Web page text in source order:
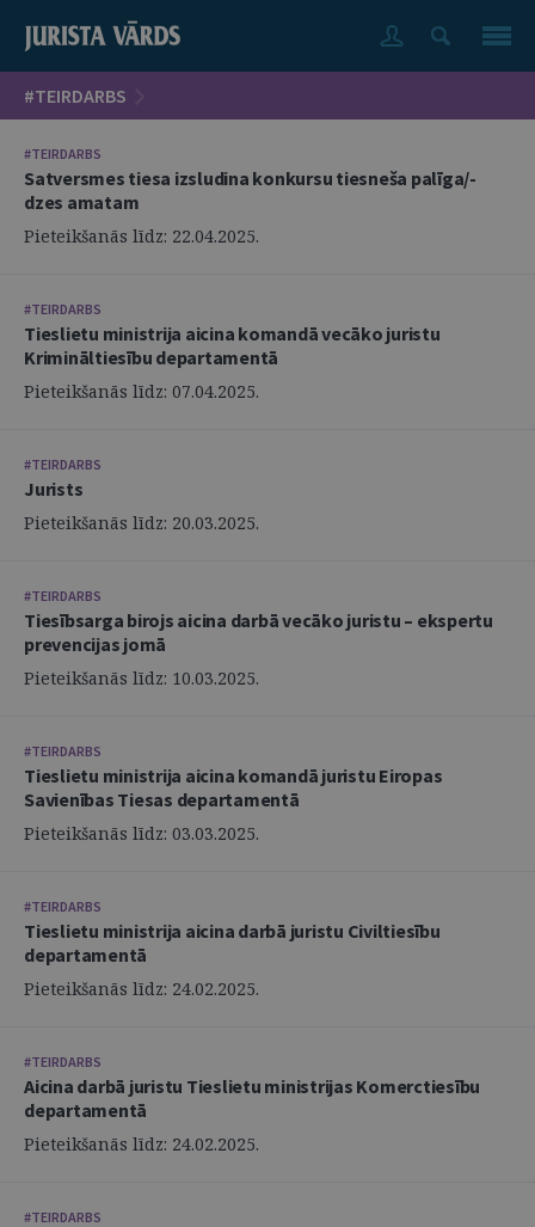
#TEIRDARBS
#TEIRDARBS
Satversmes tiesa izsludina konkursu tiesneša palīga/-
dzes amatam
Pieteikšanās līdz: 22.04.2025.
#TEIRDARBS
Tieslietu ministrija aicina komandā vecāko juristu
Krimināltiesību departamentā
Pieteikšanās līdz: 07.04.2025.
#TEIRDARBS
Jurists
Pieteikšanās līdz: 20.03.2025.
#TEIRDARBS
Tiesībsarga birojs aicina darbā vecāko juristu – ekspertu
prevencijas jomā
Pieteikšanās līdz: 10.03.2025.
#TEIRDARBS
Tieslietu ministrija aicina komandā juristu Eiropas
Savienības Tiesas departamentā
Pieteikšanās līdz: 03.03.2025.
#TEIRDARBS
Tieslietu ministrija aicina darbā juristu Civiltiesību
departamentā
Pieteikšanās līdz: 24.02.2025.
#TEIRDARBS
Aicina darbā juristu Tieslietu ministrijas Komerctiesību
departamentā
Pieteikšanās līdz: 24.02.2025.
#TEIRDARBS